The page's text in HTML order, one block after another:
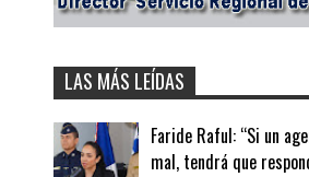
LAS MÁS LEÍDAS
Faride Raful: “Si un
mal, tendrá que